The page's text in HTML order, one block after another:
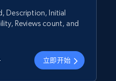
Description, Initial
Reviews count, and
立即开始